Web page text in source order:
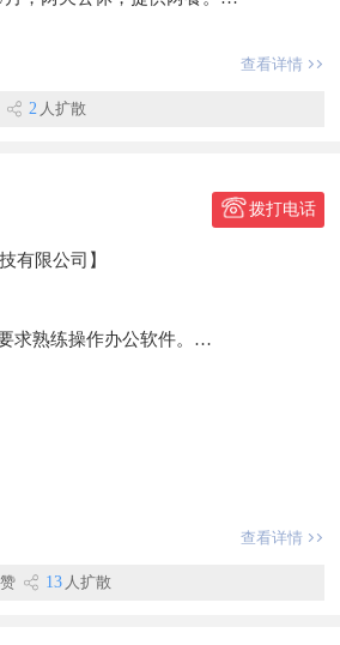
肯干，形象周正。
，两天公休，提供两餐。
实肯干。
基本电脑操作。有经验者优先。
，两天公休，提供两餐。
验，能做全盘账目者优先。
/月，两天公休，提供两餐。
操作，有经验者优先。
微信同号
查看详情
2 人扩散
拨打电话
有限公司】
求熟练操作办公软件。
令时）
五险、周休一天、会计法定假日休
限公司，是吉林鑫钰与远大住工集团的
元，总部设于吉林省珲春市，在珲春市
运营的延边PC工厂项目，总投资2.5亿
查看详情
13 人扩散